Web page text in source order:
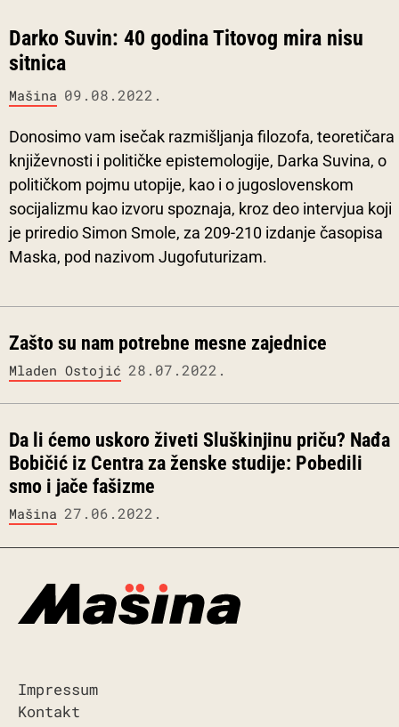
Darko Suvin: 40 godina Titovog mira nisu
sitnica
Mašina 09.08.2022.
Donosimo vam isečak razmišljanja filozofa, teoretičara
književnosti i političke epistemologije, Darka Suvina, o
političkom pojmu utopije, kao i o jugoslovenskom
socijalizmu kao izvoru spoznaja, kroz deo intervjua koji
je priredio Simon Smole, za 209-210 izdanje časopisa
Maska, pod nazivom Jugofuturizam.
Zašto su nam potrebne mesne zajednice
Mladen Ostojić 28.07.2022.
Da li ćemo uskoro živeti Sluškinjinu priču? Nađa
Bobičić iz Centra za ženske studije: Pobedili
smo i jače fašizme
Mašina 27.06.2022.
Impressum
Kontakt